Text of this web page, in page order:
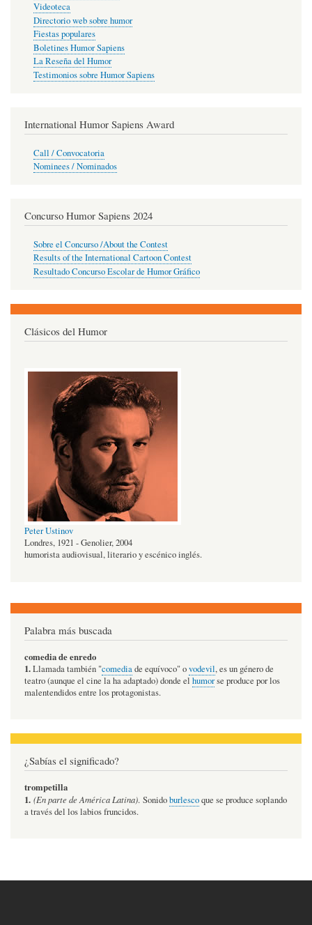
Videoteca
Directorio web sobre humor
Fiestas populares
Boletines Humor Sapiens
La Reseña del Humor
Testimonios sobre Humor Sapiens
International Humor Sapiens Award
Call / Convocatoria
Nominees / Nominados
Concurso Humor Sapiens 2024
Sobre el Concurso /About the Contest
Results of the International Cartoon Contest
Resultado Concurso Escolar de Humor Gráfico
Clásicos del Humor
Peter Ustinov
Londres, 1921 - Genolier, 2004
humorista audiovisual, literario y escénico inglés.
Palabra más buscada
comedia de enredo
1.Llamada también "comediade equívoco" ovodevil, es un género de
teatro (aunque el cine la ha adaptado) donde el humorse produce por los
malentendidos entre los protagonistas.
¿Sabías el significado?
trompetilla
1. (En parte de América Latina). Sonidoburlescoque se produce soplando
a través del los labios fruncidos.